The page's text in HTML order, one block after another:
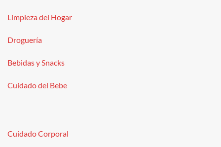
Limpieza del Hogar
Droguería
Bebidas y Snacks
Cuidado del Bebe
Cuidado Corporal